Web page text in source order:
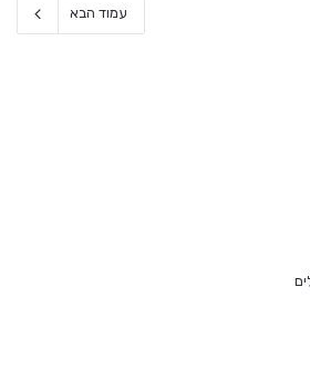
עמוד הבא